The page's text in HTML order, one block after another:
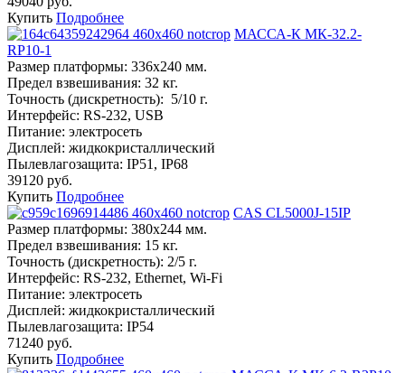
Купить Подробнее
МАССА-К МК-32.2-
RP10-1
Размер платформы: 336х240 мм.
Предел взвешивания: 32 кг.
Точность (дискретность): 5/10 г.
Интерфейс: RS-232, USB
Питание: электросеть
Дисплей: жидкокристаллический
Пылевлагозащита: IP51, IP68
39120 руб.
Купить Подробнее
CAS CL5000J-15IP
Размер платформы: 380х244 мм.
Предел взвешивания: 15 кг.
Точность (дискретность): 2/5 г.
Интерфейс: RS-232, Ethernet, Wi-Fi
Питание: электросеть
Дисплей: жидкокристаллический
Пылевлагозащита: IP54
71240 руб.
Купить Подробнее